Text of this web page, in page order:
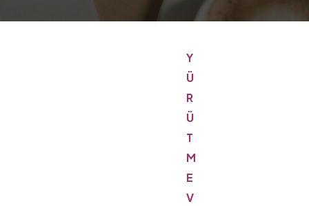
Y
Ü
R
Ü
T
M
E
V